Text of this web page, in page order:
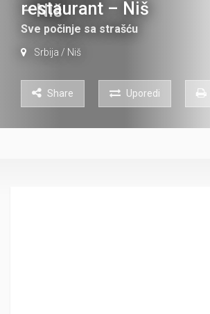
restaurant – Niš
Sve počinje sa strašću
Srbija / Niš
Share Uporedi